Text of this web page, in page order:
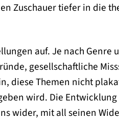
Zuschauer tiefer in die
auf. Je nach
gesellschaftliche
diese Themen nicht
wird. Die
wider, mit all seinen